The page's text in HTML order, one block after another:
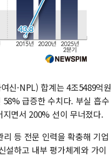
신·NPL) 합계는 4조5489억원
급증한 수치다. 부실 흡수
면서 200% 선이 무너졌다.
등 전문 인력을 확충해 기업
설하고 내부 평가체계와 가이